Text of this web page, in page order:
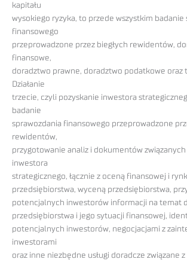
kapitału
wysokiego ryzyka, to przede wszystkim badanie
finansowego
przeprowadzone przez biegłych rewidentów,
finansowe,
doradztwo prawne, doradztwo podatkowe oraz
Działanie
trzecie, czyli pozyskanie inwestora
badanie
sprawozdania finansowego przeprowadzone
rewidentów,
przygotowanie analiz i dokumentów związanych
inwestora
strategicznego, łącznie z oceną finansowej i
przedsiębiorstwa, wyceną przedsiębiorstwa,
potencjalnych inwestorów informacji na temat
przedsiębiorstwa i jego sytuacji finansowej,
potencjalnych inwestorów, negocjacjami z
inwestorami
oraz inne niezbędne usługi doradcze związane